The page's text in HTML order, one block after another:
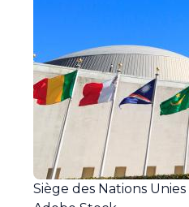
Siège des Nations